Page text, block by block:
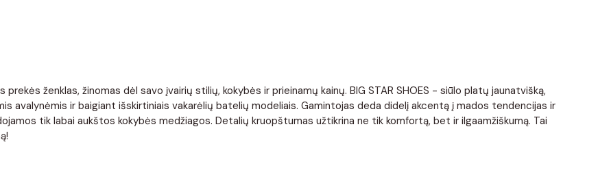
prekės ženklas, žinomas dėl savo įvairių stilių, kokybės ir prieinamų kainų. BIG STAR SHOES - siūlo platų jaunatvišką,
avalynėmis ir baigiant išskirtiniais vakarėlių batelių modeliais. Gamintojas deda didelį akcentą į mados tendencijas ir
tik labai aukštos kokybės medžiagos. Detalių kruopštumas užtikrina ne tik komfortą, bet ir ilgaamžiškumą. Tai